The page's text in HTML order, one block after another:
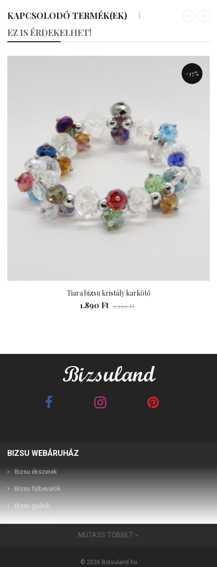
KAPCSOLODÓ TERMÉK(EK)
EZ IS ÉRDEKELHET!
-37%
Tiara bizsu kristály karkötő
1,890 Ft 2,990 Ft
Best Friends barna 2in1
2,990 Ft
BIZSU WEBÁRUHÁZ
Bizsu ékszerek
Bizsu fülbevalók
Bizsu gyűrűk
Bizsu karkötők
MUTASS TÖBBET
© 2026 Bizsuland.hu